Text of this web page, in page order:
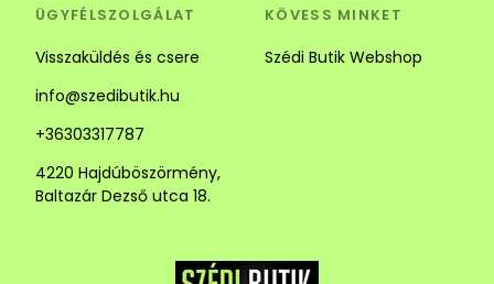
ÜGYFÉLSZOLGÁLAT
Visszaküldés és csere
info@szedibutik.hu
+36303317787
4220 Hajdúböszörmény,
Baltazár Dezső utca 18.
KÖVESS MINKET
Szédi Butik Webshop